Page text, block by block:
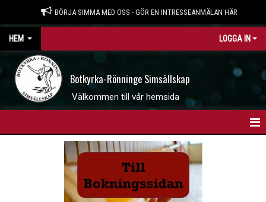
BÖRJA SIMMA MED OSS - GÖR EN INTRESSEANMÄLAN HÄR
HEM LOGGA IN
Botkyrka-Rönninge Simsällskap
Välkommen till vår hemsida
INTRESSEANMÄLAN